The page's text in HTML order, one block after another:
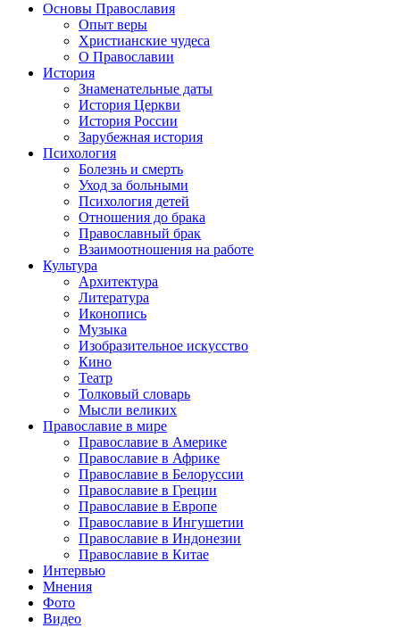
Основы Православия
Опыт веры
Христианские чудеса
О Православии
История
Знаменательные даты
История Церкви
История России
Зарубежная история
Психология
Болезнь и смерть
Уход за больными
Психология детей
Отношения до брака
Православный брак
Взаимоотношения на работе
Культура
Архитектура
Литература
Иконопись
Музыка
Изобразительное искусство
Кино
Театр
Толковый словарь
Мысли великих
Православие в мире
Православие в Америке
Православие в Африке
Православие в Белоруссии
Православие в Греции
Православие в Европе
Православие в Ингушетии
Православие в Индонезии
Православие в Китае
Интервью
Мнения
Фото
Видео